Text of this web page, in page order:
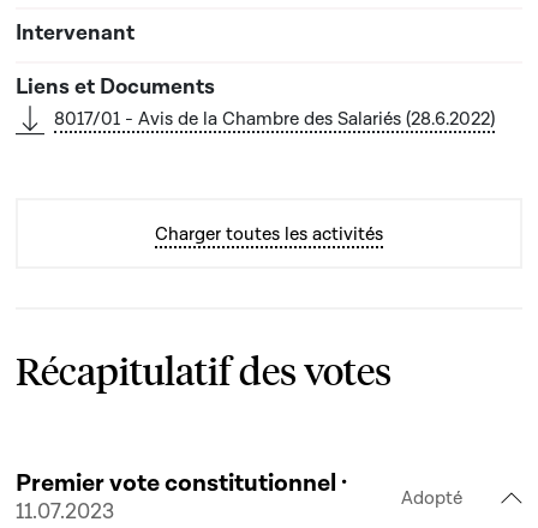
8017/01 - Avis de la Chambre des Salariés (28.6.2022)
Charger toutes les activités
Récapitulatif des votes
Premier vote constitutionnel ·
11.07.2023
Adopté